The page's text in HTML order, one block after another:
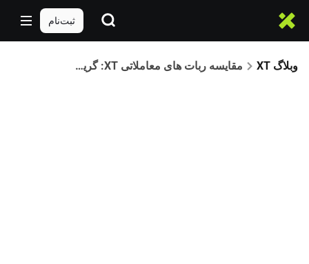
ثبت‌نام
وبلاگ XT مقایسه ربات های معاملاتی XT: گرید، مارتینگل و یا سرمایه گذاری خودکار – بهترین استراتژی کدام است؟